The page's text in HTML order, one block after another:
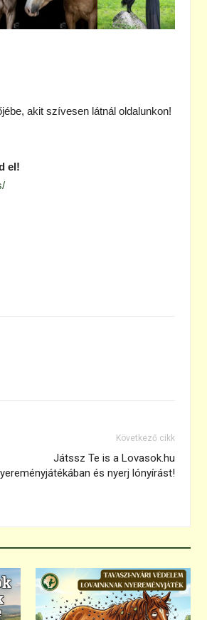
akit szívesen látnál oldalunkon!
el!
Következő cikk
Játssz Te is a Lovasok.hu
és nyerj lónyírást!